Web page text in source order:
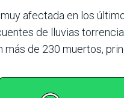
afectada en los
de lluvias
más de 230 muertos,